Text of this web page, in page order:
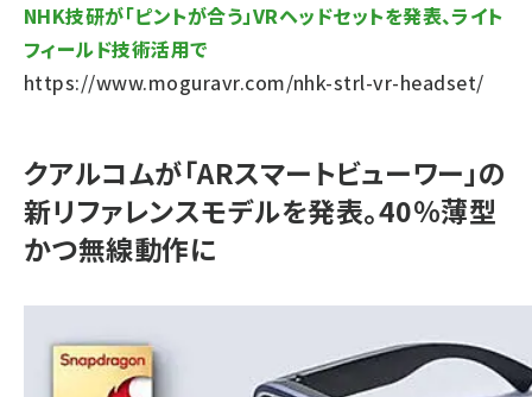
NHK技研が「ピントが合う」VRヘッドセットを発表、ライト
フィールド技術活用で
https://www.moguravr.com/nhk-strl-vr-headset/
クアルコムが「ARスマートビューワー」の
新リファレンスモデルを発表。40％薄型
かつ無線動作に